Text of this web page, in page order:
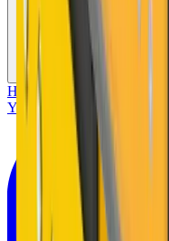
HOME
Youtube